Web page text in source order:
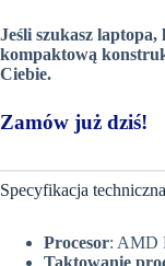
Jeśli szukasz
kompaktową
Ciebie.
Zamów już dziś!
Specyfikacja techniczna
Procesor: AMD